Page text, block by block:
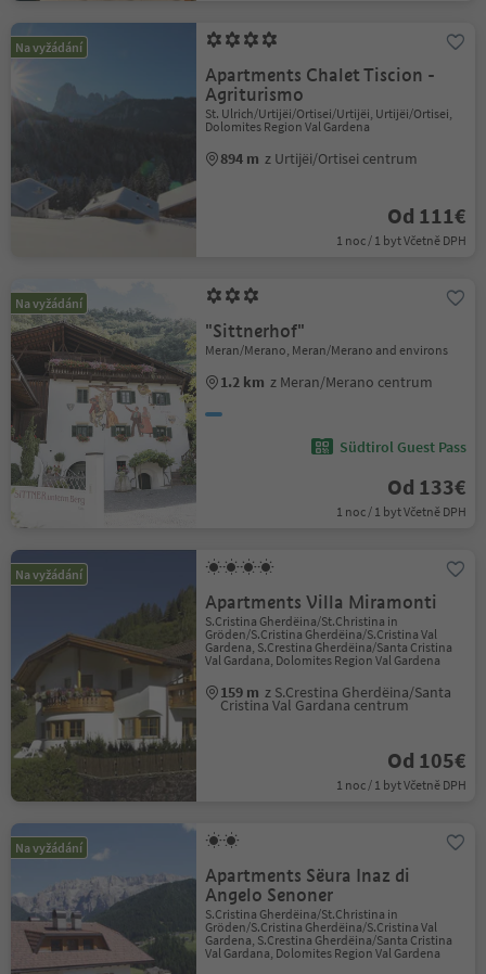
Na vyžádání
Apartments Chalet Tiscion -
Agriturismo
St. Ulrich/Urtijëi/Ortisei/Urtijëi, Urtijëi/Ortisei,
Dolomites Region Val Gardena
894 m z Urtijëi/Ortisei centrum
Od 111€
1 noc / 1 byt Včetně DPH
Na vyžádání
"Sittnerhof"
Meran/Merano, Meran/Merano and environs
1.2 km z Meran/Merano centrum
Südtirol Guest Pass
Od 133€
1 noc / 1 byt Včetně DPH
Na vyžádání
Apartments Villa Miramonti
S.Cristina Gherdëina/St.Christina in
Gröden/S.Cristina Gherdëina/S.Cristina Val
Gardena, S.Crestina Gherdëina/Santa Cristina
Val Gardana, Dolomites Region Val Gardena
159 m z S.Crestina Gherdëina/Santa
Cristina Val Gardana centrum
Od 105€
1 noc / 1 byt Včetně DPH
Na vyžádání
Apartments Sëura Inaz di
Angelo Senoner
S.Cristina Gherdëina/St.Christina in
Gröden/S.Cristina Gherdëina/S.Cristina Val
Gardena, S.Crestina Gherdëina/Santa Cristina
Val Gardana, Dolomites Region Val Gardena